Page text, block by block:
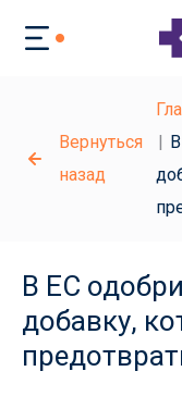
Вернуться
назад
В ЕС
добавку,